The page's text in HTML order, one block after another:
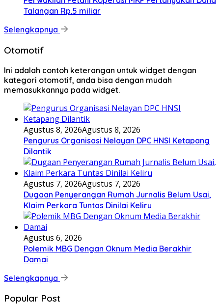
Talangan Rp.5 miliar
Selengkapnya
Otomotif
Ini adalah contoh keterangan untuk widget dengan
kategori otomotif, anda bisa dengan mudah
memasukkannya pada widget.
Agustus 8, 2026Agustus 8, 2026
Pengurus Organisasi Nelayan DPC HNSI Ketapang
Dilantik
Agustus 7, 2026Agustus 7, 2026
Dugaan Penyerangan Rumah Jurnalis Belum Usai,
Klaim Perkara Tuntas Dinilai Keliru
Agustus 6, 2026
Polemik MBG Dengan Oknum Media Berakhir
Damai
Selengkapnya
Popular Post